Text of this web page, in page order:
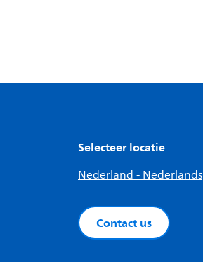
Selecteer locatie
Nederland - Nederlands
Contact us